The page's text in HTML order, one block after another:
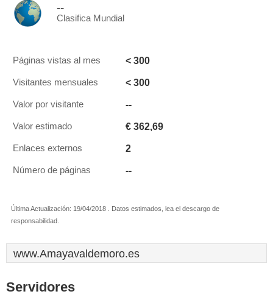
--
Clasifica Mundial
Páginas vistas al mes < 300
Visitantes mensuales < 300
Valor por visitante --
Valor estimado € 362,69
Enlaces externos 2
Número de páginas --
Última Actualización: 19/04/2018 . Datos estimados, lea el descargo de
responsabilidad.
www.Amayavaldemoro.es
Servidores